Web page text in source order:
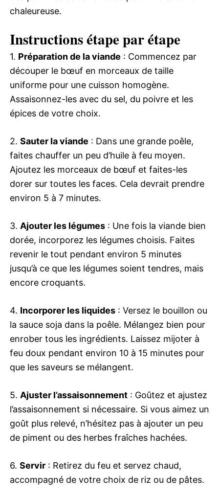
chaleureuse.
Instructions étape par étape
1. Préparation de la viande : Commencez par
découper le bœuf en morceaux de taille
uniforme pour une cuisson homogène.
Assaisonnez-les avec du sel, du poivre et les
épices de votre choix.
2. Sauter la viande : Dans une grande poêle,
faites chauffer un peu d’huile à feu moyen.
Ajoutez les morceaux de bœuf et faites-les
dorer sur toutes les faces. Cela devrait prendre
environ 5 à 7 minutes.
3. Ajouter les légumes : Une fois la viande bien
dorée, incorporez les légumes choisis. Faites
revenir le tout pendant environ 5 minutes
jusqu’à ce que les légumes soient tendres, mais
encore croquants.
4. Incorporer les liquides : Versez le bouillon ou
la sauce soja dans la poêle. Mélangez bien pour
enrober tous les ingrédients. Laissez mijoter à
feu doux pendant environ 10 à 15 minutes pour
que les saveurs se mélangent.
5. Ajuster l’assaisonnement : Goûtez et ajustez
l’assaisonnement si nécessaire. Si vous aimez un
goût plus relevé, n’hésitez pas à ajouter un peu
de piment ou des herbes fraîches hachées.
6. Servir : Retirez du feu et servez chaud,
accompagné de votre choix de riz ou de pâtes.